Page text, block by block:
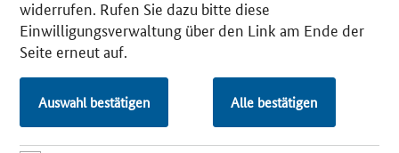
widerrufen. Rufen Sie dazu bitte diese
Einwilligungsverwaltung über den Link am Ende der
Seite erneut auf.
Auswahl bestätigen Alle bestätigen
Cloud-SaaS[1]-Anwendungen genutzt: Hierbei greifen Unternehmen
über Cloud-Computing auf Infrastrukturen und Dienste / Software
eines Dienstleisters zu, ohne diese selbst zu besitzen. Hemmfaktoren
für die Nutzung von Public Cloud-Computing sind vor allem die Angst
vor dem unberechtigten Zugriff auf sensible Unternehmensdaten (48
Prozent) sowie die Angst vor IT-Know-how-Verlust (47 Prozent).
Die Studie finden Sie